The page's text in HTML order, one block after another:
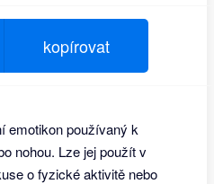
kopírovat
emotikon používaný k
nohou. Lze jej použít v
o fyzické aktivitě nebo